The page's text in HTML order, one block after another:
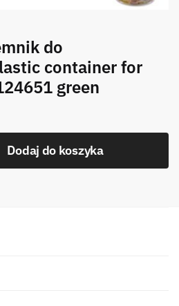
do
container for
green
Dodaj do koszyka